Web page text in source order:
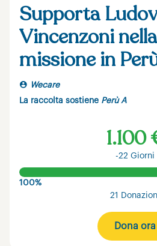
Supporta
Vincenzoni
missione in
Wecare
La raccolta sostiene Perù A
1.100
-22 Giorni
100%
21
Dona ora